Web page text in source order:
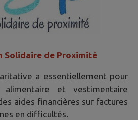
Solidaire de Proximité
a essentiellement pour
et vestimentaire
aides financières sur factures
en difficultés.